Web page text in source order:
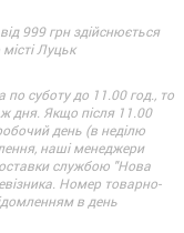
999 грн здійснюється
Луцьк
суботу до 11.00 год., то
дня. Якщо після 11.00
день (в неділю
наші менеджери
службою "Нова
Номер товарно-
в день